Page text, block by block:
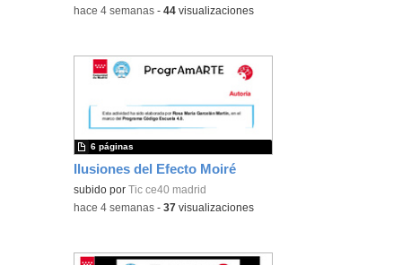
-hace 4 semanas -44 visualizaciones
Ilusiones del Efecto Moiré
subido por Tic ce40 madrid
6 páginas
-hace 4 semanas -37 visualizaciones